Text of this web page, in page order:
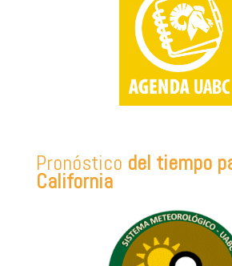
Pronóstico del tiempo
California